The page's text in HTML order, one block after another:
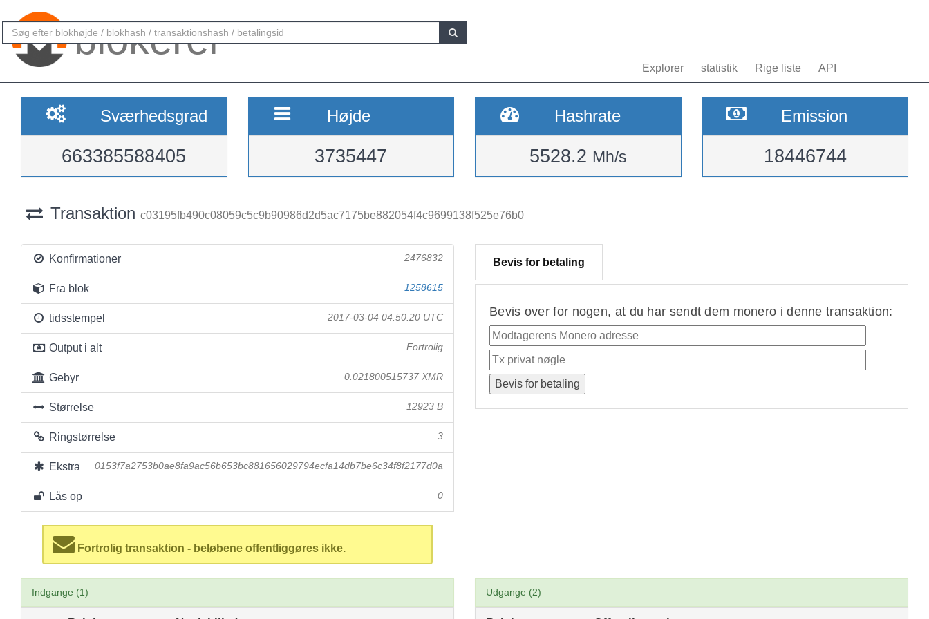
blokerer
Explorer statistik Rige liste API
Sværhedsgrad
663385588405
Højde
3735447
Hashrate
5528.2 Mh/s
Emission
18446744
Transaktion c03195fb490c08059c5c9b90986d2d5ac7175be882054f4c9699138f525e76b0
Konfirmationer 2476832
Fra blok 1258615
tidsstempel 2017-03-04 04:50:20 UTC
Output i alt Fortrolig
Gebyr 0.021800515737 XMR
Størrelse 12923 B
Ringstørrelse 3
Ekstra 0153f7a2753b0ae8fa9ac56b653bc881656029794ecfa14db7be6c34f8f2177d0a
Lås op 0
Fortrolig transaktion - beløbene offentliggøres ikke.
Bevis for betaling
Bevis over for nogen, at du har sendt dem monero i denne transaktion:
Indgange (1) Udgange (2)